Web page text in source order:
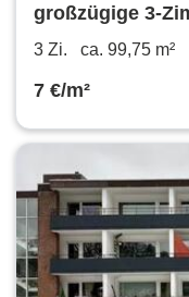
großzügige 3-
Bismarckstraße
3 Zi. ca. 99,75 m²
7 €/m²